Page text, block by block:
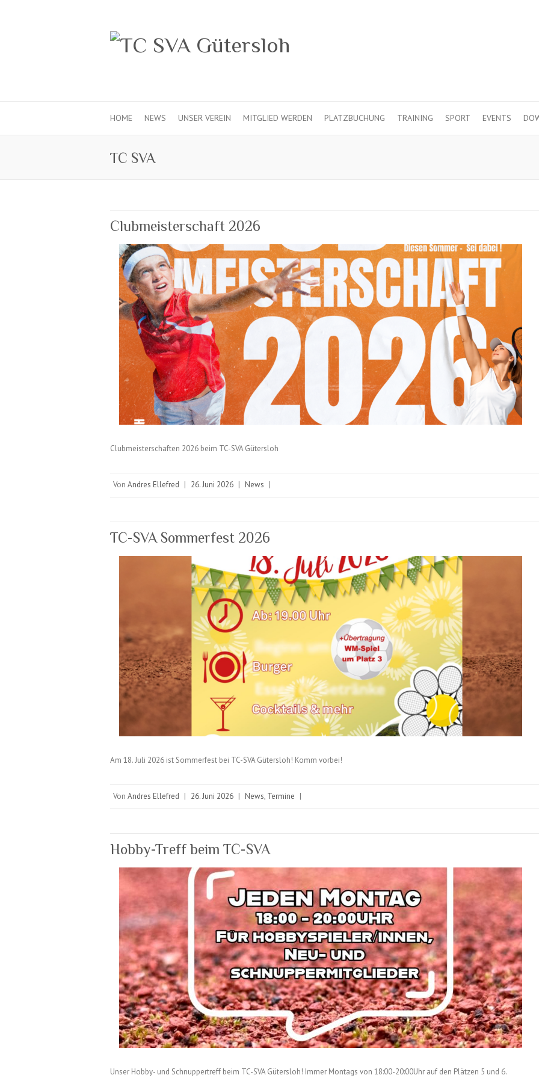
HOME NEWS UNSER VEREIN MITGLIED WERDEN PLATZBUCHUNG TRAINING SPORT EVENTS
TC SVA
Clubmeisterschaft 2026
Clubmeisterschaften 2026 beim TC-SVA Gütersloh
Von Andres Ellefred | 26. Juni 2026 | News |
TC-SVA Sommerfest 2026
Am 18. Juli 2026 ist Sommerfest bei TC-SVA Gütersloh! Komm vorbei!
Von Andres Ellefred | 26. Juni 2026 | News, Termine |
Hobby-Treff beim TC-SVA
Unser Hobby- und Schnuppertreff beim TC-SVA Gütersloh! Immer Montags von 18:00-20:00Uhr auf den Plätzen 5 und 6.